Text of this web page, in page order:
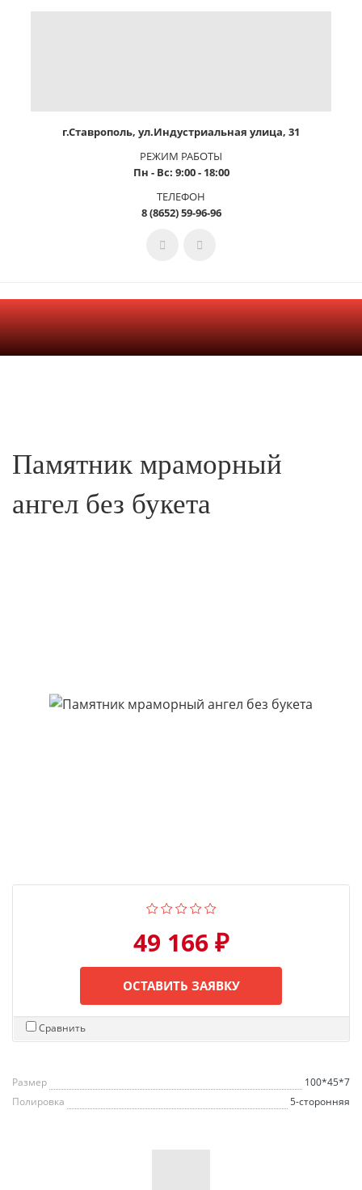
г.Ставрополь, ул.Индустриальная улица, 31
РЕЖИМ РАБОТЫ
Пн - Вс: 9:00 - 18:00
ТЕЛЕФОН
8 (8652) 59-96-96
Памятник мраморный
ангел без букета
49 166 ₽
ОСТАВИТЬ ЗАЯВКУ
Сравнить
Размер
100*45*7
Полировка
5-сторонняя